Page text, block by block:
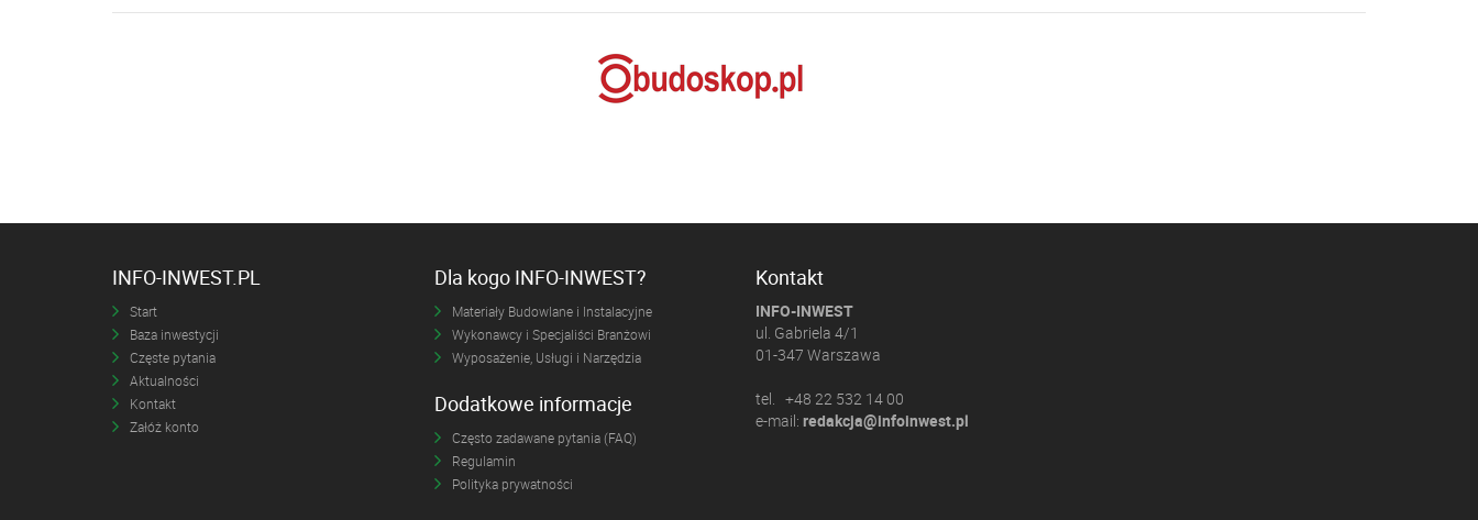
INFO-INWEST.PL
Start
Baza inwestycji
Częste pytania
Aktualności
Kontakt
Załóż konto
Dla kogo INFO-INWEST?
Materiały Budowlane i Instalacyjne
Wykonawcy i Specjaliści Branżowi
Wyposażenie, Usługi i Narzędzia
Dodatkowe informacje
Często zadawane pytania (FAQ)
Regulamin
Polityka prywatności
Kontakt
INFO-INWEST
ul. Gabriela 4/1
01-347 Warszawa
tel. +48 22 532 14 00
e-mail: redakcja@infoinwest.pl